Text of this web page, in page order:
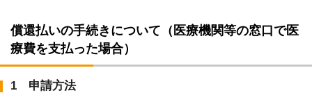
償還払いの手続きについて（医療機関等の窓口で医
療費を支払った場合）
1 申請方法